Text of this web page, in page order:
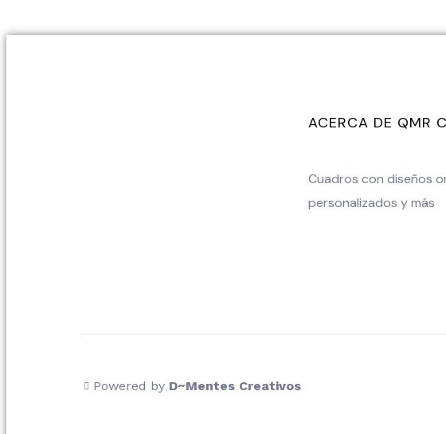
ACERCA DE QMR
Cuadros con diseños
personalizados y más
Powered by D~Mentes Creativos